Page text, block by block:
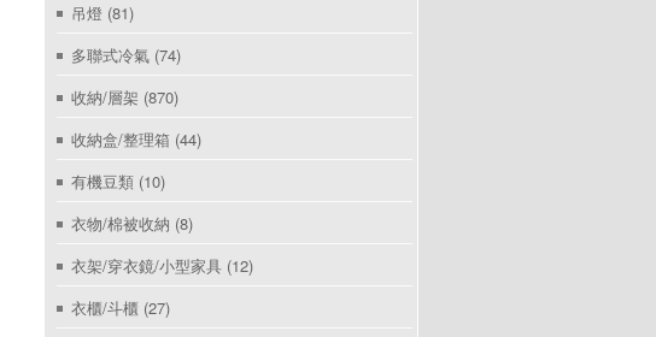
吊燈 (81)
多聯式冷氣 (74)
收納/層架 (870)
收納盒/整理箱 (44)
有機豆類 (10)
衣物/棉被收納 (8)
衣架/穿衣鏡/小型家具 (12)
衣櫃/斗櫃 (27)